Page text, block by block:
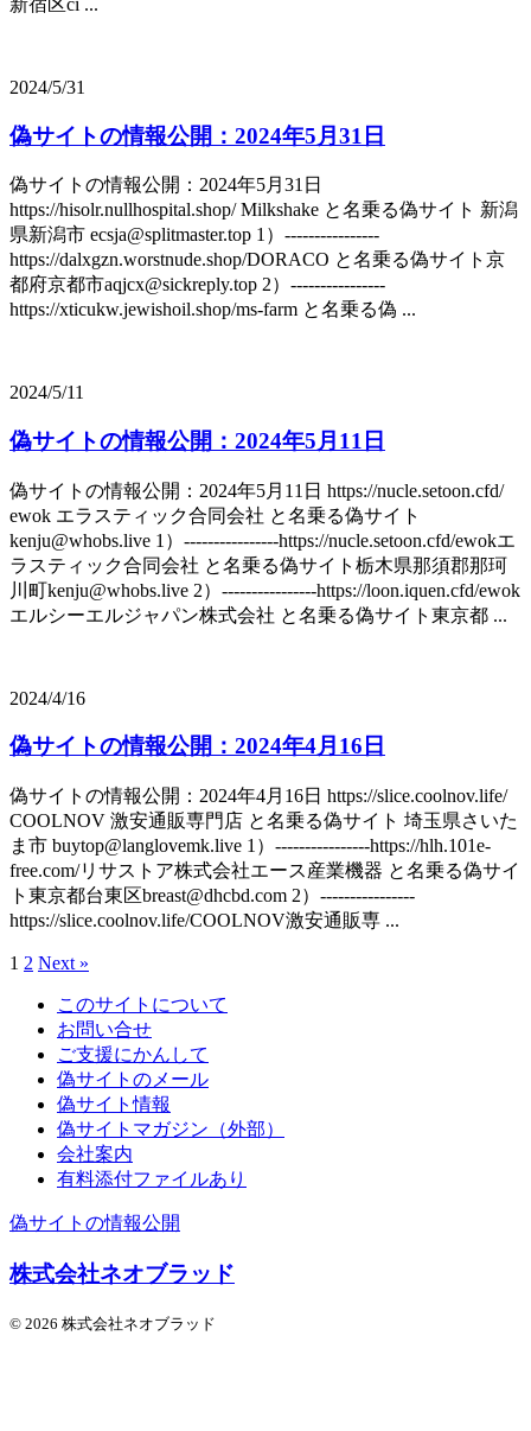
2024/5/31
偽サイトの情報公開：2024年5月31日
偽サイトの情報公開：2024年5月31日
https://hisolr.nullhospital.shop/ Milkshake と名乗る偽サイト 新潟
県新潟市 ecsja@splitmaster.top 1）----------------
https://dalxgzn.worstnude.shop/DORACO と名乗る偽サイト京
都府京都市aqjcx@sickreply.top 2）----------------
https://xticukw.jewishoil.shop/ms-farm と名乗る偽 ...
2024/5/11
偽サイトの情報公開：2024年5月11日
偽サイトの情報公開：2024年5月11日 https://nucle.setoon.cfd/
ewok エラスティック合同会社 と名乗る偽サイト
kenju@whobs.live 1）----------------https://nucle.setoon.cfd/ewokエ
ラスティック合同会社 と名乗る偽サイト栃木県那須郡那珂
川町kenju@whobs.live 2）----------------https://loon.iquen.cfd/ewok
エルシーエルジャパン株式会社 と名乗る偽サイト東京都 ...
2024/4/16
偽サイトの情報公開：2024年4月16日
偽サイトの情報公開：2024年4月16日 https://slice.coolnov.life/
COOLNOV 激安通販専門店 と名乗る偽サイト 埼玉県さいた
ま市 buytop@langlovemk.live 1）----------------https://hlh.101e-
free.com/リサストア株式会社エース産業機器 と名乗る偽サイ
ト東京都台東区breast@dhcbd.com 2）----------------
https://slice.coolnov.life/COOLNOV激安通販専 ...
1 2 Next »
このサイトについて
お問い合せ
ご支援にかんして
偽サイトのメール
偽サイト情報
偽サイトマガジン（外部）
会社案内
有料添付ファイルあり
偽サイトの情報公開
株式会社ネオブラッド
© 2026 株式会社ネオブラッド